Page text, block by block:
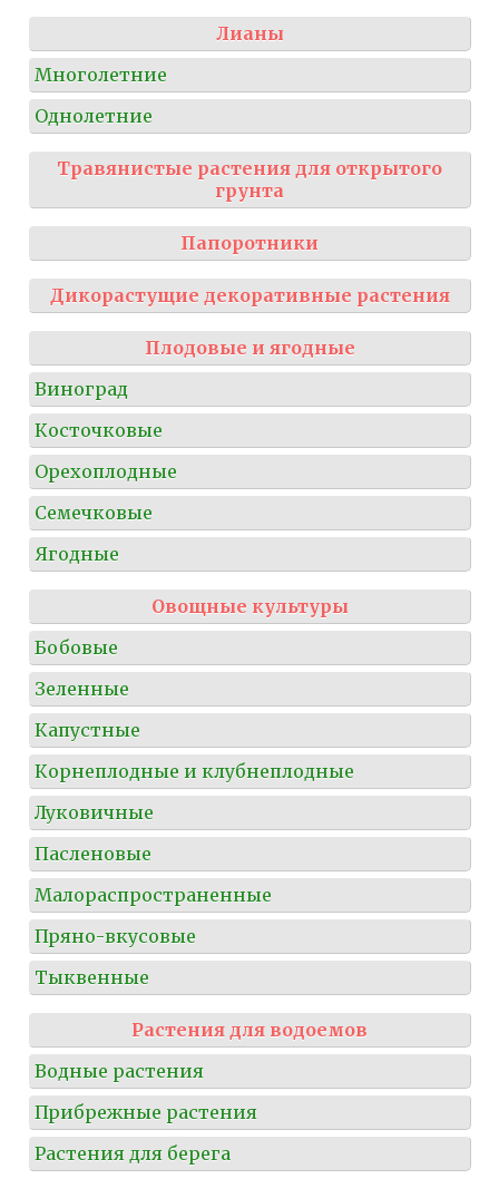
Лианы
Многолетние
Однолетние
Травянистые растения для открытого
грунта
Папоротники
Дикорастущие декоративные растения
Плодовые и ягодные
Виноград
Косточковые
Орехоплодные
Семечковые
Ягодные
Овощные культуры
Бобовые
Зеленные
Капустные
Корнеплодные и клубнеплодные
Луковичные
Пасленовые
Малораспространенные
Пряно-вкусовые
Тыквенные
Растения для водоемов
Водные растения
Прибрежные растения
Растения для берега